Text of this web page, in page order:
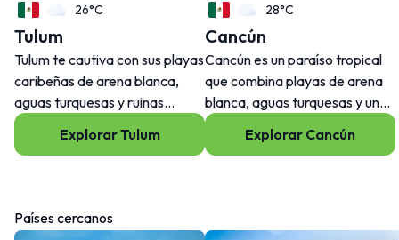
26°C
Tulum
Tulum te cautiva con sus playas
caribeñas de arena blanca,
aguas turquesas y ruinas
mayas que combinan historia y
naturaleza. Su encanto
viajeros regresen una y otra
vez.
Explorar Tulum
28°C
Cancún
Cancún es un paraíso tropical
que combina playas de arena
blanca, aguas turquesas y una
rica herencia cultural. Más allá
de sus resorts y vida nocturna,
Explorar Cancún
Países cercanos